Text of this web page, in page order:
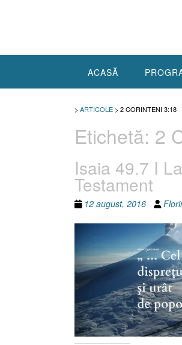
ACASĂ
> ARTICOLE > 2 CORINTENI 3:18
Etichetă: 2
Isaia 49.7 I
Testament
12 august, 2016